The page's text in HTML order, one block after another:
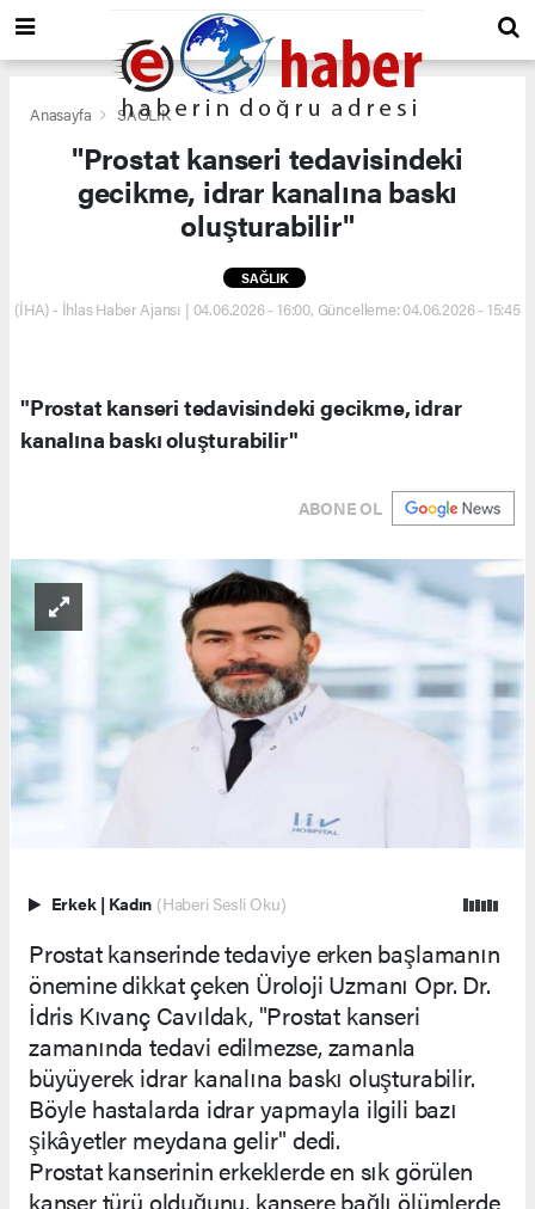
Anasayfa SAĞLIK
"Prostat kanseri tedavisindeki
gecikme, idrar kanalına baskı
oluşturabilir"
SAĞLIK
(İHA) - İhlas Haber Ajansı | 04.06.2026 - 16:00, Güncelleme: 04.06.2026 - 15:45
"Prostat kanseri tedavisindeki gecikme, idrar
kanalına baskı oluşturabilir"
ABONE OL
Erkek | Kadın (Haberi Sesli Oku)
Prostat kanserinde tedaviye erken başlamanın
önemine dikkat çeken Üroloji Uzmanı Opr. Dr.
İdris Kıvanç Cavıldak, "Prostat kanseri
zamanında tedavi edilmezse, zamanla
büyüyerek idrar kanalına baskı oluşturabilir.
Böyle hastalarda idrar yapmayla ilgili bazı
şikâyetler meydana gelir" dedi.
Prostat kanserinin erkeklerde en sık görülen
kanser türü olduğunu, kansere bağlı ölümlerde